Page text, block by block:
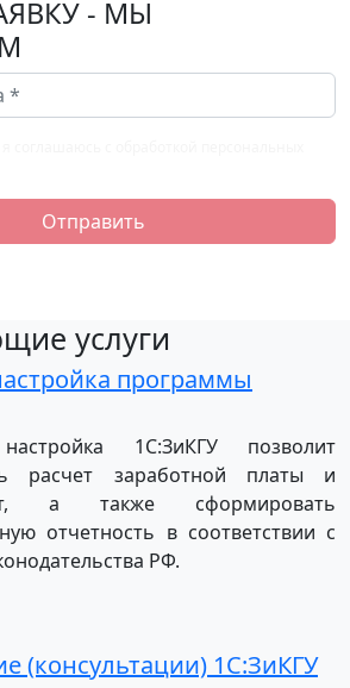
- МЫ
Отправить
услуги
программы
1С:ЗиКГУ позволит
расчет заработной платы и
а также сформировать
отчетность в соответствии с
РФ.
(консультации) 1С:ЗиКГУ